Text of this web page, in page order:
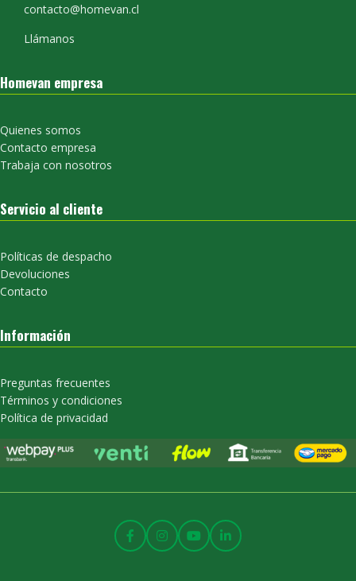
contacto@homevan.cl
Llámanos
Homevan empresa
Quienes somos
Contacto empresa
Trabaja con nosotros
Servicio al cliente
Políticas de despacho
Devoluciones
Contacto
Información
Preguntas frecuentes
Términos y condiciones
Política de privacidad